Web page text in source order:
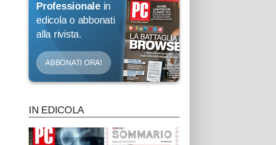
Professionalein
edicola o abbonati
alla rivista.
ABBONATI ORA!
IN EDICOLA